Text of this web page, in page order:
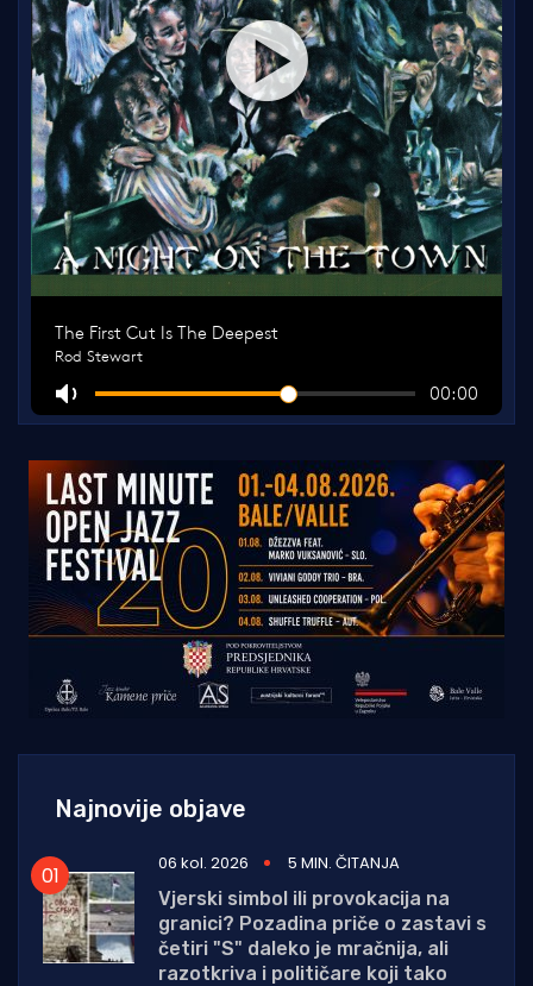
Najnovije objave
06 kol. 2026
5 MIN. ČITANJA
Vjerski simbol ili provokacija na
granici? Pozadina priče o zastavi s
četiri "S" daleko je mračnija, ali
razotkriva i političare koji tako